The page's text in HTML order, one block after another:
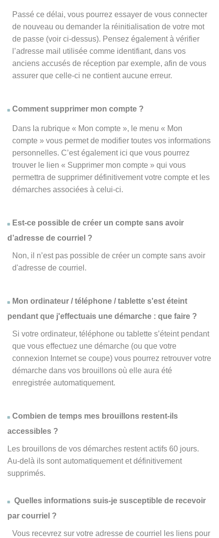
Passé ce délai, vous pourrez essayer de vous connecter
de nouveau ou demander la réinitialisation de votre mot
de passe (voir ci-dessus). Pensez également à vérifier
l’adresse mail utilisée comme identifiant, dans vos
anciens accusés de réception par exemple, afin de vous
assurer que celle-ci ne contient aucune erreur.
Comment supprimer mon compte ?
Dans la rubrique « Mon compte », le menu « Mon
compte » vous permet de modifier toutes vos informations
personnelles. C’est également ici que vous pourrez
trouver le lien « Supprimer mon compte » qui vous
permettra de supprimer définitivement votre compte et les
démarches associées à celui-ci.
Est-ce possible de créer un compte sans avoir
d’adresse de courriel ?
Non, il n’est pas possible de créer un compte sans avoir
d'adresse de courriel.
Mon ordinateur / téléphone / tablette s'est éteint
pendant que j'effectuais une démarche : que faire ?
Si votre ordinateur, téléphone ou tablette s’éteint pendant
que vous effectuez une démarche (ou que votre
connexion Internet se coupe) vous pourrez retrouver votre
démarche dans vos brouillons où elle aura été
enregistrée automatiquement.
Combien de temps mes brouillons restent-ils
accessibles ?
Les brouillons de vos démarches restent actifs 60 jours.
Au-delà ils sont automatiquement et définitivement
supprimés.
Quelles informations suis-je susceptible de recevoir
par courriel ?
Vous recevrez sur votre adresse de courriel les liens pour